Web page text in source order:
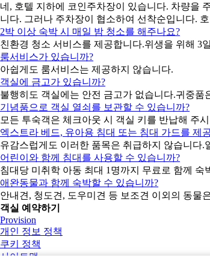
네, 호텔 지하에 코인주차장이 있습니다. 차량을
니다. 그러나 주차장이 협소하여 선착순입니다.
2박 이상 숙박 시 매일 밤 청소를 해주나요?
친환경 청소 서비스를 제공합니다.위생을 위해 3
룸서비스가 있습니까?
아쉽게도 룸서비스는 제공하지 않습니다.
객실에 금고가 있습니까?
불행히도 객실에는 안전 금고가 없습니다.귀중
기념품으로 객실 열쇠를 보관할 수 있습니까?
모든 투숙객은 체크아웃 시 객실 키를 반납해 주
엑스트라 베드, 유아용 침대 또는 침대 가드를 제
유감스럽게도 이러한 품목은 취급하지 않습니다
어린이와 함께 침대를 사용할 수 있습니까?
침대당 미취학 아동 최대 1명까지 무료로 함께
애완동물과 함께 숙박할 수 있습니까?
안내견, 청도견, 도우미견 등 보조견 이외의 동물
객실 예약하기
Provision
개인 정보 정책
쿠키 정책
사이트맵